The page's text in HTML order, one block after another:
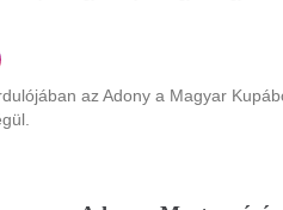
az Adony a Magyar